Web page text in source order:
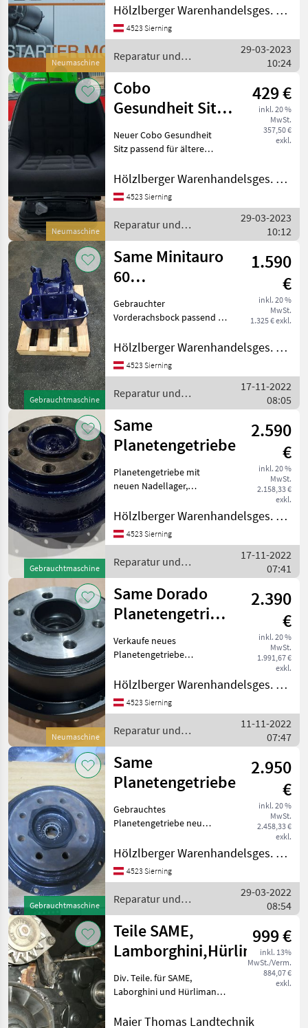
Neumaschine
Leistung 9 Zähne und 11
Zähne Reparatur und
Ersatzteile Traktorenteile
Hölzlberger Warenhandelsges. m. b. H.
4523 Sierning
Reparatur und
Ersatzteile / Same
29-03-2023
10:24
Neumaschine
Cobo
Gesundheit Sitz
für ältere Same
Modelle
429 €
inkl. 20 %
MwSt.
357,50 €
exkl.
Neuer Cobo Gesundheit
Sitz passend für ältere
Minitaurus, Condor, ...
Verfügbar mit Stoff oder
Kunstleder Sitzschale.
Hölzlberger Warenhandelsges. m. b. H.
4523 Sierning
Reparatur und
Ersatzteile / Same
29-03-2023
10:12
Gebrauchtmaschine
Same Minitauro
60
Vorderachsbock
1.590
€
inkl. 20 %
MwSt.
1.325 € exkl.
Gebrauchter
Vorderachsbock passend zu
Ersatzteil Nr.:
0.146.5231.0/20 Reparatur
und Ersatzteile
Hölzlberger Warenhandelsges. m. b. H.
4523 Sierning
Reparatur und
Ersatzteile / Same
17-11-2022
08:05
Gebrauchtmaschine
Same
Planetengetriebe
2.590
€
inkl. 20 %
MwSt.
2.158,33 €
exkl.
Planetengetriebe mit
neuen Nadellager,
Planetenträger. Passend
für: Same Falcon,
Minitaurus, Solar
R683 Hürli
Hölzlberger Warenhandelsges. m. b. H.
4523 Sierning
Reparatur und
Ersatzteile / Same
17-11-2022
07:41
Neumaschine
Same Dorado
Planetengetriebe
NEU
2.390
€
inkl. 20 %
MwSt.
1.991,67 €
exkl.
Verkaufe neues
Planetengetriebe
passend zu : Same Dorado,
Argon Lamborghini Sprint
und Crono, R2 Deutz
Reparatur
Hölzlberger Warenhandelsges. m. b. H.
4523 Sierning
Reparatur und
Ersatzteile / Same
11-11-2022
07:47
Gebrauchtmaschine
Same
Planetengetriebe
2.950
€
inkl. 20 %
MwSt.
2.458,33 €
exkl.
Gebrauchtes
Planetengetriebe neu
Nadellager montiert.
Passend für: Same Explorer
65-90 Baugleiche
Hürlimann Z-28 Repara
Hölzlberger Warenhandelsges. m. b. H.
4523 Sierning
Reparatur und
Ersatzteile / Same
29-03-2022
08:54
Teile SAME,
Lamborghini,Hürlimann
999 €
inkl. 13%
MwSt./Verm.
884,07 €
exkl.
Div. Teile. für SAME,
Laborghini und Hürlimann
Traktorenteile
Maier Thomas Landtechnik